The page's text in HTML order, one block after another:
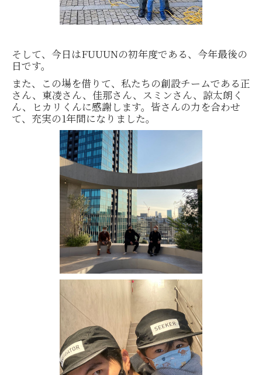
そして、今日はFUUUNの初年度である、今年最後の
日です。
また、この場を借りて、私たちの創設チームである正
さん、東凌さん、佳那さん、スミンさん、諒太朗く
ん、ヒカリくんに感謝します。皆さんの力を合わせ
て、充実の1年間になりました。